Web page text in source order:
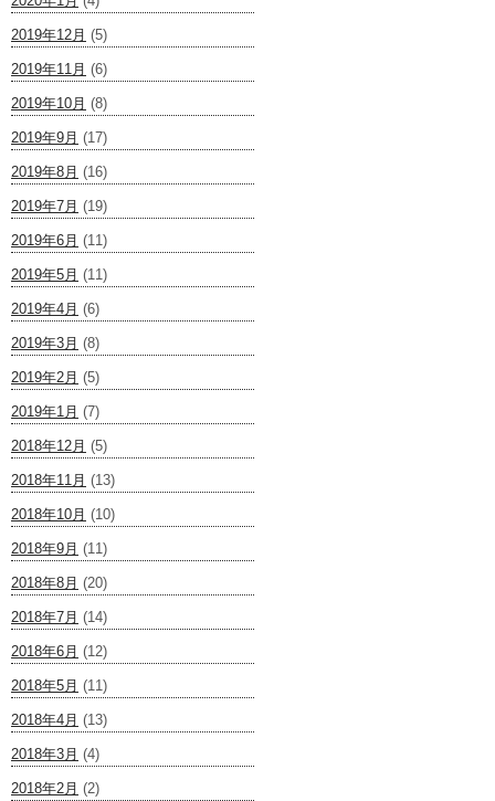
2019年12月 (5)
2019年11月 (6)
2019年10月 (8)
2019年9月 (17)
2019年8月 (16)
2019年7月 (19)
2019年6月 (11)
2019年5月 (11)
2019年4月 (6)
2019年3月 (8)
2019年2月 (5)
2019年1月 (7)
2018年12月 (5)
2018年11月 (13)
2018年10月 (10)
2018年9月 (11)
2018年8月 (20)
2018年7月 (14)
2018年6月 (12)
2018年5月 (11)
2018年4月 (13)
2018年3月 (4)
2018年2月 (2)